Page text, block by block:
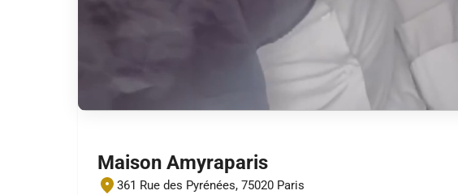
Maison Amyraparis
361 Rue des Pyrénées, 75020 Paris